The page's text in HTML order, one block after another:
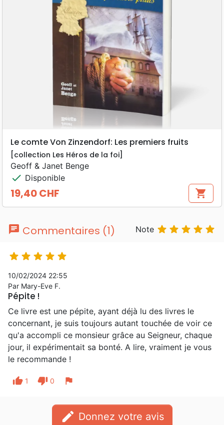
Le comte Von Zinzendorf: Les premiers fruits
[collection Les Héros de la foi]
Geoff & Janet Benge
check Disponible
Prix
19,40 CHF shopping_cart
chat Commentaires (1) Note     
    
10/02/2024 22:55
Par Mary-Eve F.
Pépite !
Ce livre est une pépite, ayant déjà lu des livres le
concernant, je suis toujours autant touchée de voir ce
qu'a accompli ce monsieur grâce au Seigneur, chaque
jour, il expérimentait sa bonté. A lire, vraiment je vous
le recommande !
thumb_up 1 thumb_down 0 flag
edit Donnez votre avis